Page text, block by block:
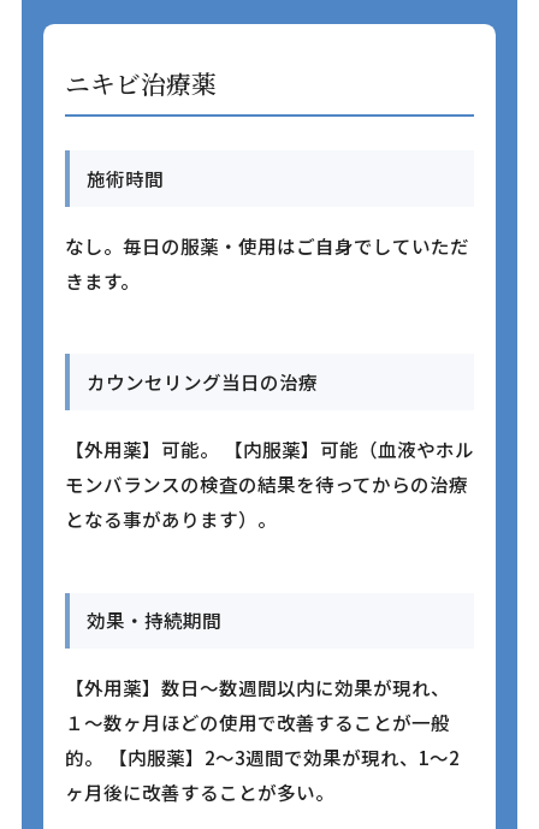
ニキビ治療薬
施術時間
なし。毎日の服薬・使用はご自身でしていただ
きます。
カウンセリング当日の治療
【外用薬】可能。 【内服薬】可能（血液やホル
モンバランスの検査の結果を待ってからの治療
となる事があります）。
効果・持続期間
【外用薬】数日〜数週間以内に効果が現れ、
１〜数ヶ月ほどの使用で改善することが一般
的。 【内服薬】2〜3週間で効果が現れ、1〜2
ヶ月後に改善することが多い。